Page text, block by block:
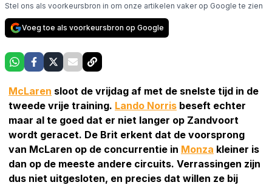
Stel ons als voorkeursbron in om onze artikelen vaker op Google te zien
Voeg toe als voorkeursbron op Google
McLaren sloot de vrijdag af met de snelste tijd in de
tweede vrije training. Lando Norris beseft echter
maar al te goed dat er niet langer op Zandvoort
wordt geracet. De Brit erkent dat de voorsprong
van McLaren op de concurrentie in Monza kleiner is
dan op de meeste andere circuits. Verrassingen zijn
dus niet uitgesloten, en precies dat willen ze bij